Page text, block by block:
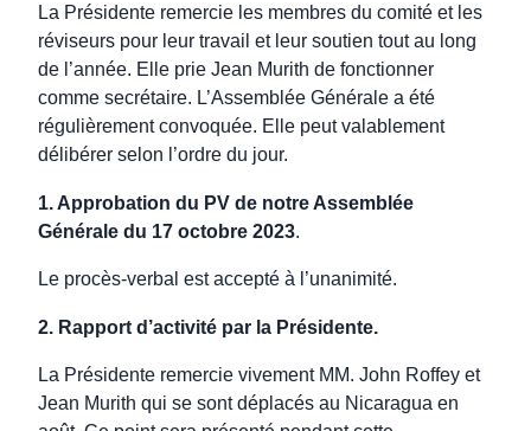
La Présidente remercie les membres du comité et les
réviseurs pour leur travail et leur soutien tout au long
de l’année. Elle prie Jean Murith de fonctionner
comme secrétaire. L’Assemblée Générale a été
régulièrement convoquée. Elle peut valablement
délibérer selon l’ordre du jour.
1. Approbation du PV de notre Assemblée
Générale du 17 octobre 2023.
Le procès-verbal est accepté à l’unanimité.
2. Rapport d’activité par la Présidente.
La Présidente remercie vivement MM. John Roffey et
Jean Murith qui se sont déplacés au Nicaragua en